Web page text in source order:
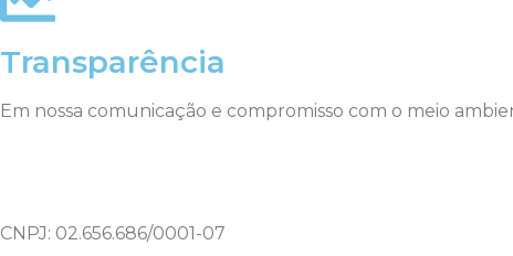
Transparência
Em nossa comunicação e compromisso com o meio
CNPJ: 02.656.686/0001-07